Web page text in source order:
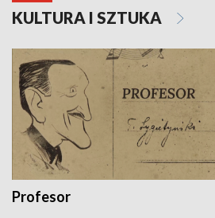
KULTURA I SZTUKA
Profesor